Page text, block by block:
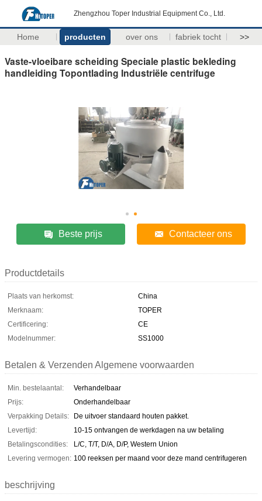
Zhengzhou Toper Industrial Equipment Co., Ltd.
Home producten over ons fabriek tocht >>
Vaste-vloeibare scheiding Speciale plastic bekleding
handleiding Topontlading Industriële centrifuge
Beste prijs Contacteer ons
Productdetails
Plaats van herkomst:
China
Merknaam:
TOPER
Certificering:
CE
Modelnummer:
SS1000
Betalen & Verzenden Algemene voorwaarden
Min. bestelaantal:
Verhandelbaar
Prijs:
Onderhandelbaar
Verpakking Details:
De uitvoer standaard houten pakket.
Levertijd:
10-15 ontvangen de werkdagen na uw betaling
Betalingscondities:
L/C, T/T, D/A, D/P, Western Union
Levering vermogen: 100 reeksen per maand voor deze mand centrifugeren
beschrijving